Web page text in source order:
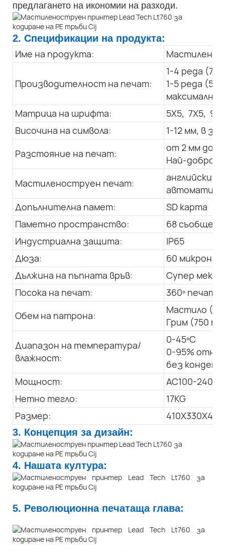
предлагането на икономии на разходи.
2. Спецификации на продукта:
Име на продукта: Мастилено-
Производителност на печат:
1-4 реда
1-5 реда
максимална
Матрица на шрифта:
5X5, 7X5,
Височина на символа:
1-12 мм, в
Разстояние на печат:
от 2 мм до
Най-добро:
Мастиленоструен печат:
английски,
Допълнителна памет:
SD карта
Паметно пространство:
68
Индустриална защита:
IP65
Дюза:
60 микрона
Дължина на пъпната връв:
Супер мека,
Посока на печат:
360º печат
Обем на патрона:
Мастило
Грим (750 мл)
Диапазон на температура/
влажност:
0-45ºC
0-95%
без
Мощност:
AC100-240V;
Нетно тегло:
17KG
Размер:
3. Концепция за дизайн:
4. Нашата култура:
5. Революционна печатаща глава: